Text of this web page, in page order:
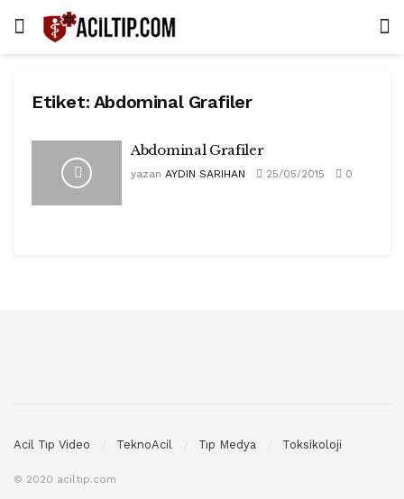
Etiket: Abdominal Grafiler
Abdominal Grafiler
yazan AYDIN SARIHAN 25/05/2015 0
Acil Tıp Video TeknoAcil Tıp Medya Toksikoloji
© 2020 aciltıp.com